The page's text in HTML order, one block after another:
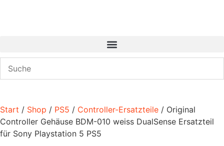
Start / Shop / PS5 / Controller-Ersatzteile / Original
Controller Gehäuse BDM-010 weiss DualSense Ersatzteil
für Sony Playstation 5 PS5